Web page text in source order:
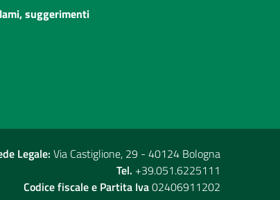
suggerimenti
Legale: Via Castiglione, 29 - 40124 Bologna
Tel. +39.051.6225111
Codice fiscale e Partita Iva02406911202